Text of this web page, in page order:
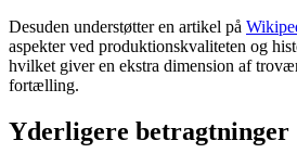
Desuden understøtter en artikel på
aspekter ved produktionskvaliteten og
hvilket giver en ekstra dimension af
fortælling.
Yderligere betragtninger